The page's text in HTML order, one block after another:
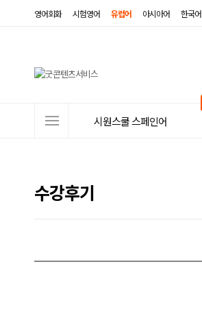
영어회화 시험영어 유럽어 아시아어 한국어
뉴
시원스쿨 스페인어
수강후기